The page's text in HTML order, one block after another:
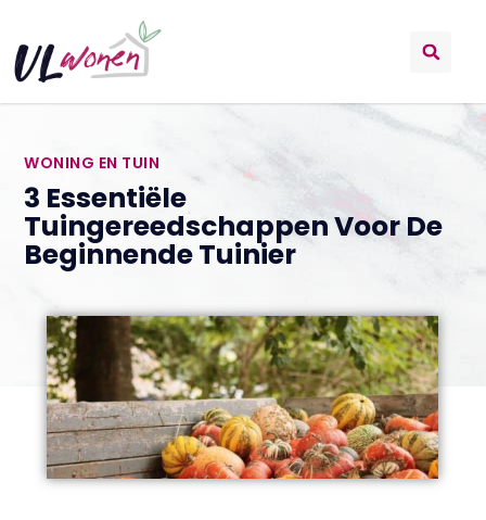
WONING EN TUIN
3 Essentiële
Tuingereedschappen Voor De
Beginnende Tuinier